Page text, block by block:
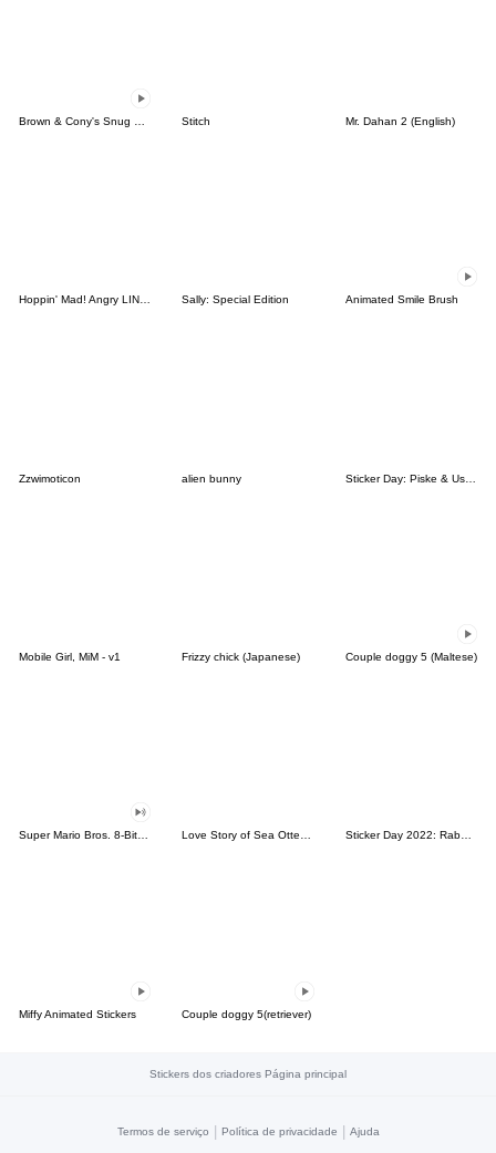
Stitch Mr. Dahan 2 (English)
Hoppin' Mad! Angry LINE Characters Sally: Special Edition Animated Smile Brush
Zzwimoticon alien bunny Sticker Day: Piske & Usagi
Mobile Girl, MiM - v1 Frizzy chick (Japanese) Couple doggy 5 (Maltese)
Super Mario Bros. 8-Bit Stickers Love Story of Sea Otter Couple 2.0 Sticker Day 2022: Rabbit and Bear 100%
Miffy Animated Stickers Couple doggy 5(retriever)
Stickers dos criadores Página principal
Termos de serviço | Política de privacidade | Ajuda